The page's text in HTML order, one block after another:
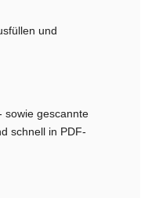
und
sowie gescannte
schnell in PDF-